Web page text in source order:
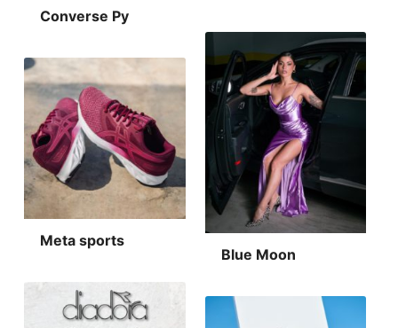
Converse Py
Blue Moon
Meta sports